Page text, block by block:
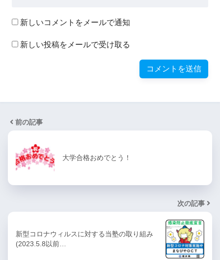
新しいコメントをメールで通知
新しい投稿をメールで受け取る
前の記事
大学合格おめでとう！
次の記事
新型コロナウィルスに対する当塾の取り組み
(2023.5.8以前…